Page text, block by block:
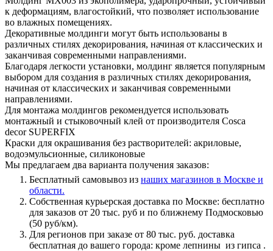
к деформациям, влагостойкий, что позволяет использование
во влажных помещениях.
Декоративные молдинги могут быть использованы в
различных стилях декорирования, начиная от классических и
заканчивая современными направлениями.
Благодаря легкости установки, молдинг является популярным
выбором для создания в различных стилях декорирования,
начиная от классических и заканчивая современными
направлениями.
Для монтажа молдингов рекомендуется использовать
монтажный и стыковочный клей от производителя Cosca
decor SUPERFIX
Краски для окрашивания без растворителей: акриловые,
водоэмульсионные, силиконовые
Мы предлагаем два варианта получения заказов:
Бесплатный самовывоз из наших магазинов в Москве и
области.
Собственная курьерская доставка по Москве: бесплатно
для заказов от 20 тыс. руб и по ближнему Подмосковью
(50 руб/км).
Для регионов при заказе от 80 тыс. руб. доставка
бесплатная до вашего города: кроме лепнины из гипса .